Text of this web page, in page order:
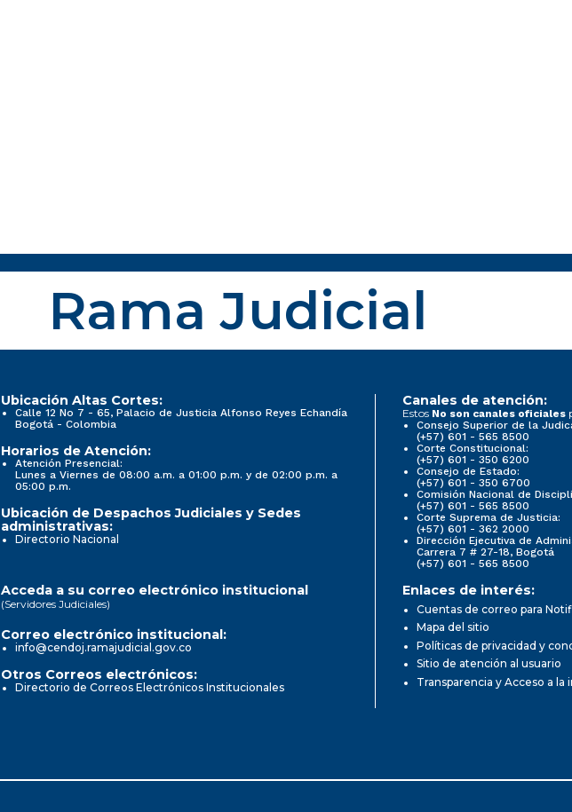
Rama Judicial
Ubicación Altas Cortes:
Calle 12 No 7 - 65, Palacio de Justicia Alfonso Reyes Echandía
Bogotá - Colombia
Horarios de Atención:
Atención Presencial:
Lunes a Viernes de 08:00 a.m. a 01:00 p.m. y de 02:00 p.m. a
05:00 p.m.
Ubicación de Despachos Judiciales y Sedes
administrativas:
Directorio Nacional
Canales de atención:
Estos No son canales oficiales
Consejo Superior de la
(+57) 601 - 565 8500
Corte Constitucional:
(+57) 601 - 350 6200
Consejo de Estado:
(+57) 601 - 350 6700
Comisión Nacional de
(+57) 601 - 565 8500
Corte Suprema de Justicia:
(+57) 601 - 362 2000
Dirección Ejecutiva de
Carrera 7 # 27-18, Bogotá
(+57) 601 - 565 8500
Acceda a su correo electrónico institucional
(Servidores Judiciales)
Correo electrónico institucional:
info@cendoj.ramajudicial.gov.co
Otros Correos electrónicos:
Directorio de Correos Electrónicos Institucionales
Enlaces de interés:
Cuentas de correo para
Mapa del sitio
Políticas de privacidad y
Sitio de atención al usuario
Transparencia y Acceso a la